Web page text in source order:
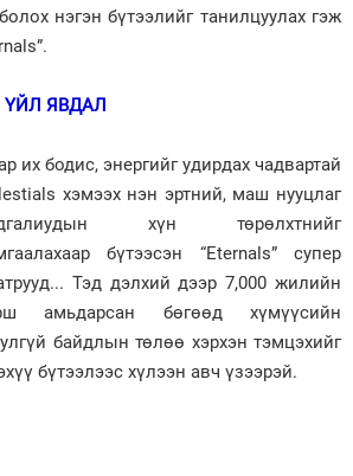
нэгэн бүтээлийг танилцуулах гэж
ЯВДАЛ
их бодис, энергийг удирдах чадвартай
хэмээх нэн эртний, маш нууцлаг
хүн төрөлхтнийг
бүтээсэн “Eternals” супер
Тэд дэлхий дээр 7,000 жилийн
амьдарсан бөгөөд хүмүүсийн
байдлын төлөө хэрхэн тэмцэхийг
бүтээлээс хүлээн авч үзээрэй.